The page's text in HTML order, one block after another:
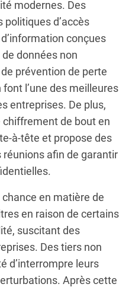
modernes. Des
d’accès
conçues
données non
prévention de perte
l’une des meilleures
entreprises. De plus,
chiffrement de bout en
à-tête et propose des
afin de garantir
chance en matière de
en raison de certains
suscitant des
Des tiers non
d’interrompre leurs
Après cette